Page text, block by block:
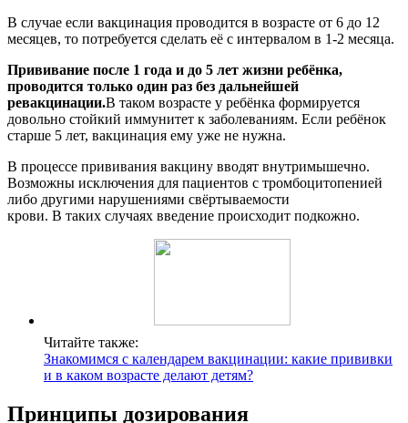
В случае если вакцинация проводится в возрасте от 6 до 12
месяцев, то потребуется сделать её с интервалом в 1-2 месяца.
Прививание после 1 года и до 5 лет жизни ребёнка,
проводится только один раз без дальнейшей
ревакцинации.В таком возрасте у ребёнка формируется
довольно стойкий иммунитет к заболеваниям. Если ребёнок
старше 5 лет, вакцинация ему уже не нужна.
В процессе прививания вакцину вводят внутримышечно.
Возможны исключения для пациентов с тромбоцитопенией
либо другими нарушениями свёртываемости
крови. В таких случаях введение происходит подкожно.
Читайте также:
Знакомимся с календарем вакцинации: какие прививки
и в каком возрасте делают детям?
Принципы дозирования